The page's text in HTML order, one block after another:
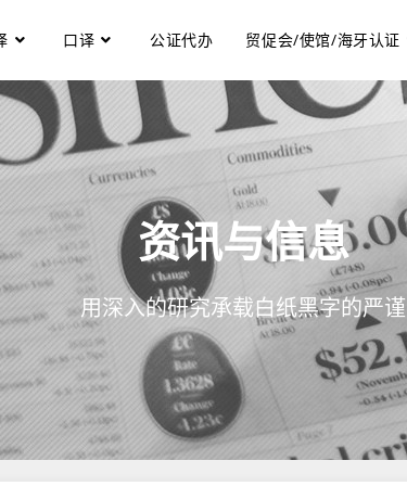
口译 公证代办 贸促会/使馆/海牙认证
资讯与信息
用深入的研究承载白纸黑字的严谨